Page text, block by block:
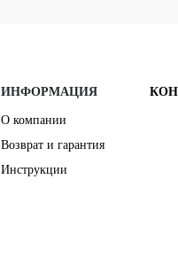
ИНФОРМАЦИЯ
О компании
Возврат и гарантия
Инструкции